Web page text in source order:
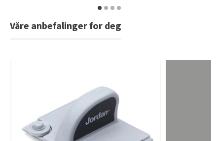
Våre anbefalinger for deg